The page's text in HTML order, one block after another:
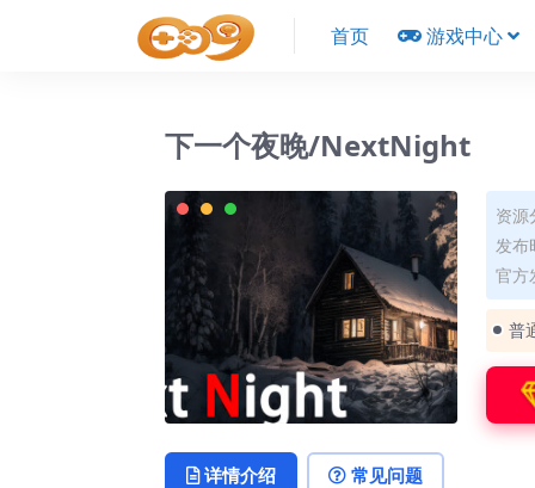
首页 游戏中心
下一个夜晚/NextNight
资
发布
官方
普
详情介绍 常见问题